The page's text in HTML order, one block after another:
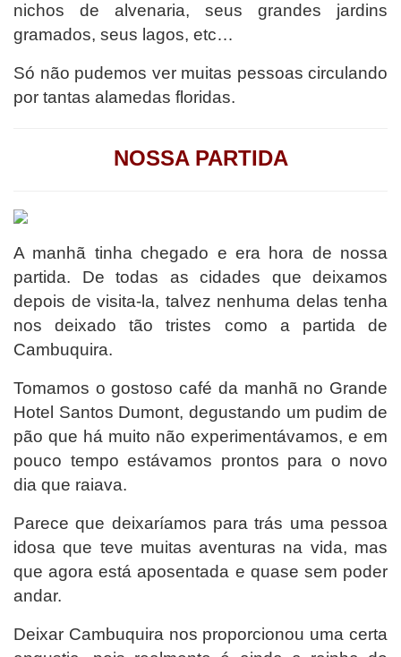
nichos de alvenaria, seus grandes jardins
gramados, seus lagos, etc…
Só não pudemos ver muitas pessoas circulando
por tantas alamedas floridas.
NOSSA PARTIDA
A manhã tinha chegado e era hora de nossa
partida. De todas as cidades que deixamos
depois de visita-la, talvez nenhuma delas tenha
nos deixado tão tristes como a partida de
Cambuquira.
Tomamos o gostoso café da manhã no Grande
Hotel Santos Dumont, degustando um pudim de
pão que há muito não experimentávamos, e em
pouco tempo estávamos prontos para o novo
dia que raiava.
Parece que deixaríamos para trás uma pessoa
idosa que teve muitas aventuras na vida, mas
que agora está aposentada e quase sem poder
andar.
Deixar Cambuquira nos proporcionou uma certa